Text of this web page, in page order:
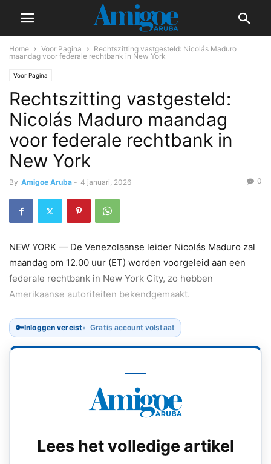
Home Voor Pagina
Rechtszitting vastgesteld: Nicolás Maduro
maandag voor federale rechtbank in New York
Voor Pagina
Rechtszitting vastgesteld:
Nicolás Maduro maandag
voor federale rechtbank in
New York
By Amigoe Aruba - 4 januari, 2026 0
NEW YORK — De Venezolaanse leider Nicolás Maduro zal
maandag om 12.00 uur (ET) worden voorgeleid aan een
federale rechtbank in New York City, zo hebben
Amerikaanse autoriteiten bekendgemaakt.
🔑Inloggen vereist Gratis account volstaat
Lees het volledige artikel